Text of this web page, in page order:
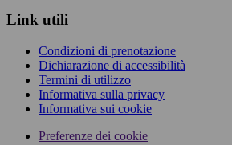
Link utili
Condizioni di prenotazione
Dichiarazione di accessibilità
Termini di utilizzo
Informativa sulla privacy
Informativa sui cookie
Preferenze dei cookie